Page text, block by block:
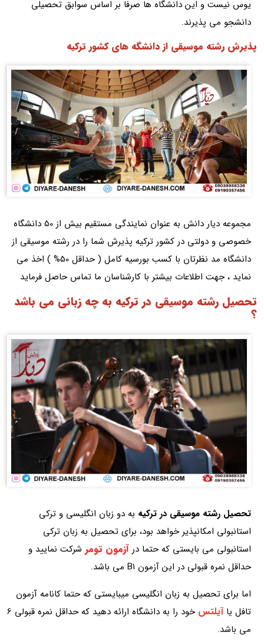
یوس نیست و این دانشگاه ها صرفا بر اساس سوابق تحصیلی
دانشجو می پذیرند.
پذیرش رشته موسیقی از دانشگه های کشور ترکیه
مجموعه دیار دانش به عنوان نمایندگی مستقیم بیش از 50 دانشگاه
خصوصی و دولتی در کشور ترکیه پذیرش شما را در رشته موسیقی از
دانشگاه مد نظرتان با کسب بورسیه کامل ( حداقل 50% ) اخذ می
نماید ، جهت اطلاعات بیشتر با کارشناسان ما تماس حاصل فرماید
تحصیل رشته موسیقی در ترکیه به چه زبانی می باشد
؟
تحصیل رشته موسیقی در ترکیه به دو زبان انگلیسی و ترکی
استانبولی امکانپذیر خواهد بود، برای تحصیل به زبان ترکی
استانبولی می بایستی که حتما در آزمون تومر شرکت نمایید و
حداقل نمره قبولی در این آزمون B1 می باشد.
اما برای تحصیل به زبان انگلیسی میبایستی که حتما کانامه آزمون
تافل یاآیلتس
خود را به دانشگاه ارائه دهید که حداقل نمره قبولی 6
می باشد.